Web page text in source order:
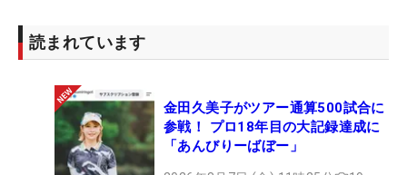
読まれています
金田久美子がツアー通算500試合に
参戦！ プロ18年目の大記録達成に
「あんびりーばぼー」